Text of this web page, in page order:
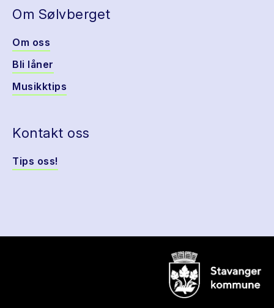
Om Sølvberget
Om oss
Bli låner
Musikktips
Kontakt oss
Tips oss!